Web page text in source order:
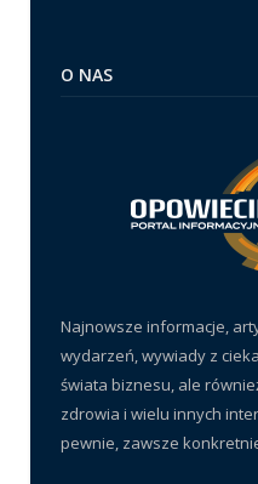
O NAS
Najnowsze informacje,
wydarzeń, wywiady z
świata biznesu, ale
zdrowia i wielu innych
pewnie, zawsze